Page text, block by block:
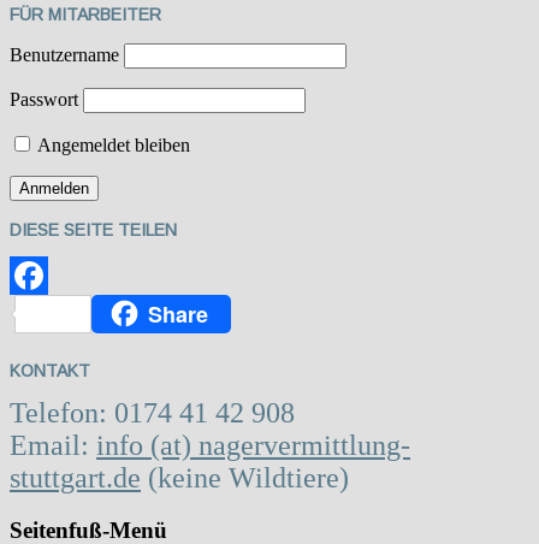
FÜR MITARBEITER
Benutzername
Passwort
Angemeldet bleiben
DIESE SEITE TEILEN
FacebookShare
KONTAKT
Telefon: 0174 41 42 908
Email: info (at) nagervermittlung-
stuttgart.de (keine Wildtiere)
Seitenfuß-Menü